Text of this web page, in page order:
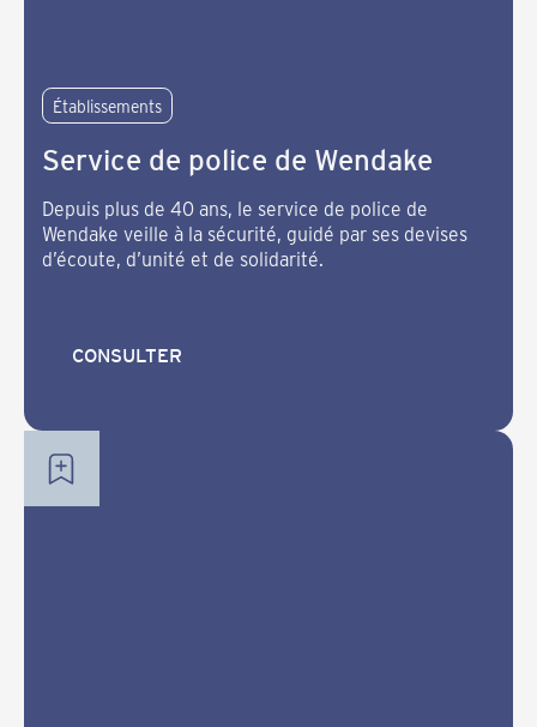
Établissements
Service de police de Wendake
Depuis plus de 40 ans, le service de police de
Wendake veille à la sécurité, guidé par ses devises
d’écoute, d’unité et de solidarité.
CONSULTER
CONSULTER